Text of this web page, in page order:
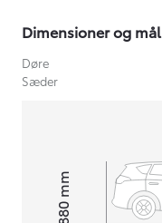
Dimensioner og mål
Døre
Sæder
mm